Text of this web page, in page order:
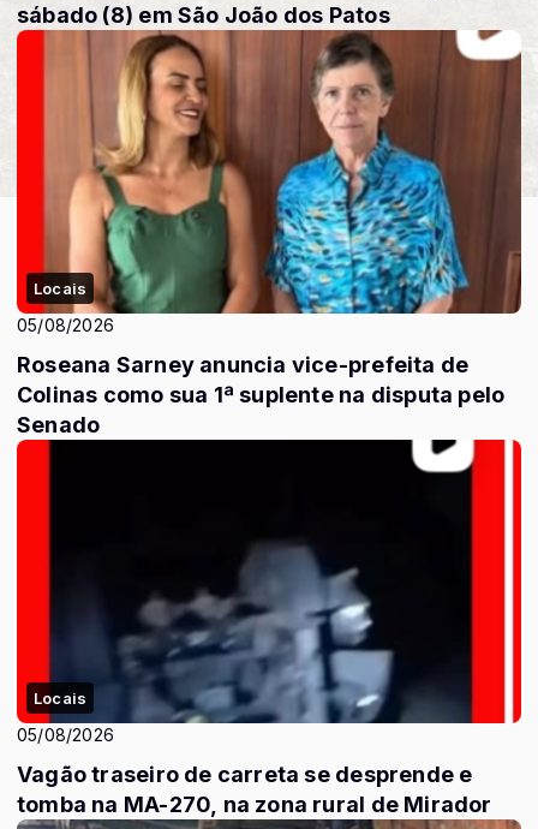
sábado (8) em São João dos Patos
Locais
05/08/2026
Roseana Sarney anuncia vice-prefeita de
Colinas como sua 1ª suplente na disputa pelo
Senado
Locais
05/08/2026
Vagão traseiro de carreta se desprende e
tomba na MA-270, na zona rural de Mirador